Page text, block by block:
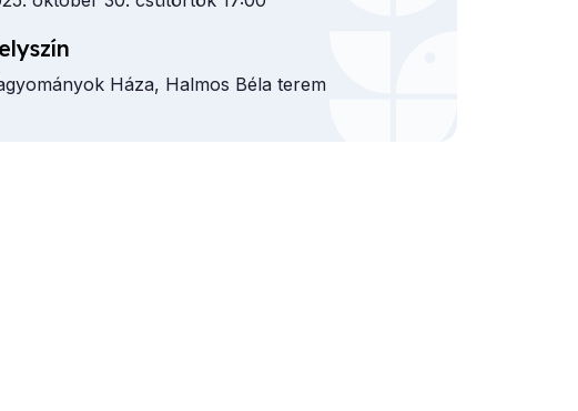
Háza, Halmos Béla terem